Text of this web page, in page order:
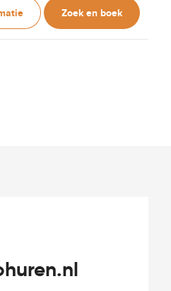
Zoek en boek